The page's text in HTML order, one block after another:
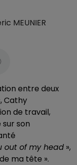
MEUNIER
entre deux
Cathy
de travail,
son
out of my head »,
ma tête ».